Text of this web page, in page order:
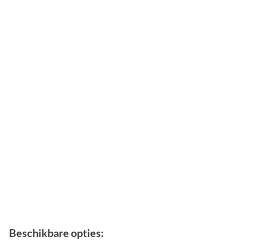
Beschikbare opties: